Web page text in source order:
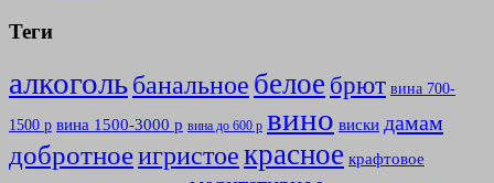
Теги
алкогольбанальное белое брют вина 700-
1500 р вина 1500-3000 р вина до 600 р вино виски дамам
добротноеигристоекрасное крафтовое